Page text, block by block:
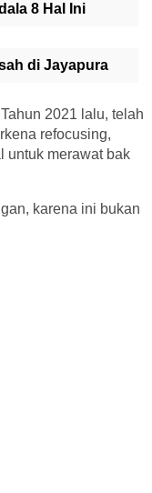
8 Hal Ini
di Jayapura
2021 lalu, telah
refocusing,
untuk merawat bak
karena ini bukan